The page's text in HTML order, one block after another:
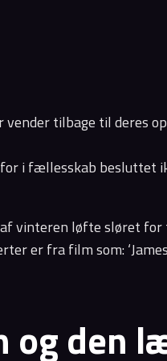
tilbage til deres
i fællesskab
vinteren løfte sløret
fra film som: ‘James
og den